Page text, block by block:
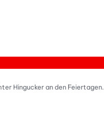
Hingucker an den Feiertagen.